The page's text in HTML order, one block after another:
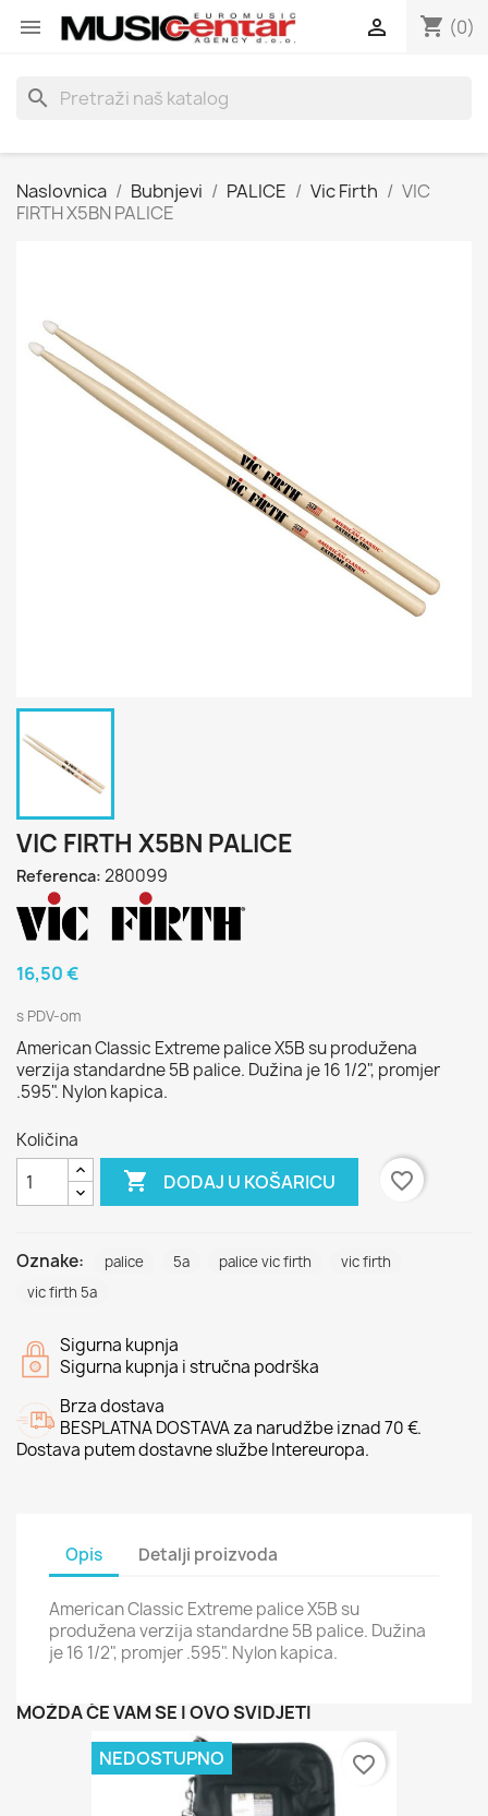
 shopping_cart (0)

search
Naslovnica Bubnjevi PALICE Vic Firth
VIC
FIRTH X5BN PALICE
VIC FIRTH X5BN PALICE
Referenca: 280099
16,50 €
s PDV-om
American Classic Extreme palice X5B su produžena
verzija standardne 5B palice. Dužina je 16 1/2", promjer
.595". Nylon kapica.
Količina
 DODAJ U KOŠARICU favorite_border
Oznake: palice 5a palice vic firth
vic firth
vic firth 5a
Sigurna kupnja
Sigurna kupnja i stručna podrška
Brza dostava
BESPLATNA DOSTAVA za narudžbe iznad 70 €.
Dostava putem dostavne službe Intereuropa.
Opis Detalji proizvoda
American Classic Extreme palice X5B su
produžena verzija standardne 5B palice. Dužina
je 16 1/2", promjer .595". Nylon kapica.
MOŽDA ĆE VAM SE I OVO SVIDJETI
NEDOSTUPNO favorite_border